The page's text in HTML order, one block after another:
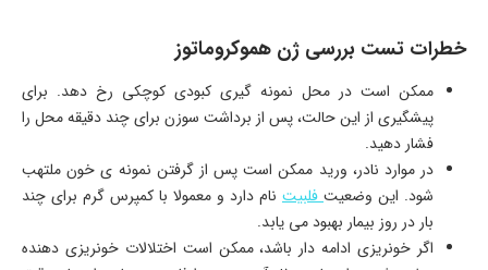
خطرات تست بررسی ژن هموکروماتوز
ممکن است در محل نمونه گیری کبودی کوچکی رخ دهد. برای
پیشگیری از این حالت، پس از برداشت سوزن برای چند دقیقه محل را
فشار دهید.
در موارد نادر، ورید ممکن است پس از گرفتن نمونه ی خون ملتهب
شود. این وضعیتفلبیت نام دارد و معمولا با کمپرس گرم برای چند
بار در روز بیمار بهبود می یابد.
اگر خونریزی ادامه دار باشد، ممکن است اختلالات خونریزی دهنده